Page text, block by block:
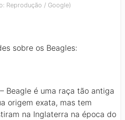
Reprodução / Google)
sobre os Beagles:
– Beagle é uma raça tão antiga
origem exata, mas tem
na Inglaterra na época do